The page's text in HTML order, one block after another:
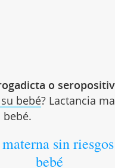
o
bebé? Lactancia
bebé.
sin
bebé